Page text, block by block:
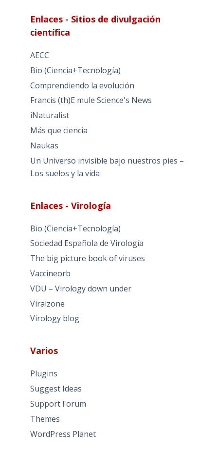
Enlaces - Sitios de divulgación
científica
AECC
Bio (Ciencia+Tecnología)
Comprendiendo la evolución
Francis (th)E mule Science's News
iNaturalist
Más que ciencia
Naukas
Un Universo invisible bajo nuestros pies –
Los suelos y la vida
Enlaces - Virología
Bio (Ciencia+Tecnología)
Sociedad Española de Virología
The big picture book of viruses
Vaccineorb
VDU – Virology down under
Viralzone
Virology blog
Varios
Plugins
Suggest Ideas
Support Forum
Themes
WordPress Planet